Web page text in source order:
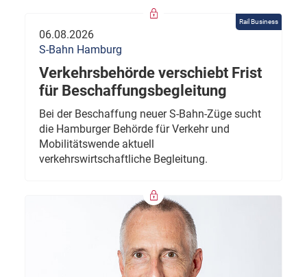
Rail Business
06.08.2026
S-Bahn Hamburg
Verkehrsbehörde verschiebt Frist
für Beschaffungsbegleitung
Bei der Beschaffung neuer S-Bahn-Züge sucht
die Hamburger Behörde für Verkehr und
Mobilitätswende aktuell
verkehrswirtschaftliche Begleitung.